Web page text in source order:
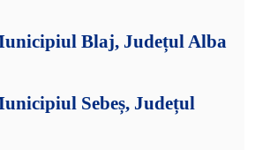
Blaj, Județul Alba
Sebeș, Județul